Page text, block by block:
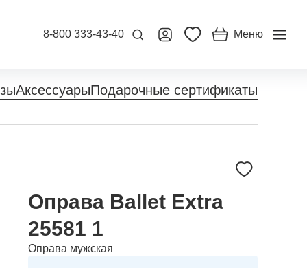
8-800 333-43-40 Меню
АксессуарыПодарочные сертификаты
Оправа Ballet Extra
25581 1
Оправа мужская